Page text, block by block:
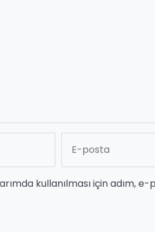
kullanılması için adım,